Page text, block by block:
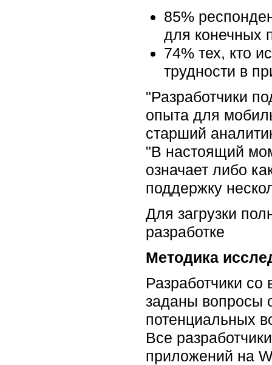
85%
для конечных
74% тех, кто
трудности в
"Разработчики
опыта для
старший
"В настоящий
означает либо
поддержку
Для загрузки
разработке
Методика
Разработчики
заданы вопросы
потенциальных
Все
приложений на